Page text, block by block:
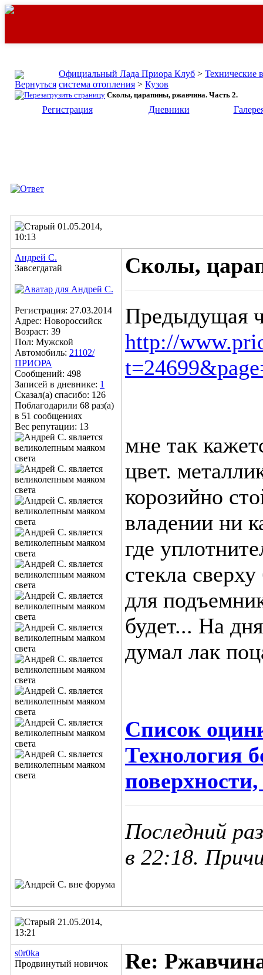
Официальный Лада Приора Клуб > Технические
система отопления > Кузов
Сколы, царапины, ржавчина. Часть 2.
Регистрация Дневники
01.05.2014,
10:13
Андрей С.
Завсегдатай
Регистрация: 27.03.2014
Адрес: Новороссийск
Возраст: 39
Пол: Мужской
Автомобиль: 21102/
ПРИОРА
Сообщений: 498
Записей в дневнике: 1
Сказал(а) спасибо: 126
Поблагодарили 68 раз(а)
в 51 сообщениях
Вес репутации: 13
Сколы,
Предыдущая
http://
мне так
цвет.
корозийно
владении ни
где
стекла
для
будет... На
думал лак
Список
Технология
Последний
в 22:18.
21.05.2014,
13:21
s0r0ka
Продвинутый новичок
Re: